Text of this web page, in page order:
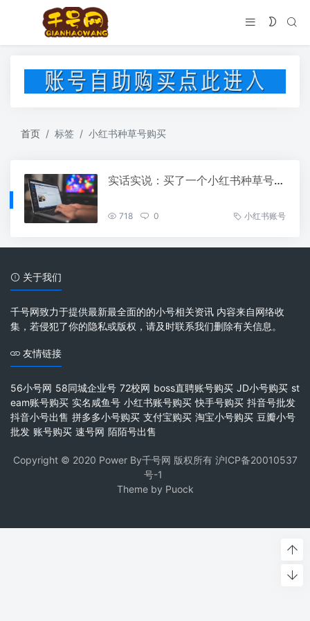
首页 标签 小红书种草号购买
实话实说：买了一个小红书种草号后，我每天都在收割流量
718 0 小红书账号
关于我们
千号网致力于提供最新最全面的的小号相关资讯 内容来自网络收
集，若侵犯了你的隐私或版权，请及时联系我们删除有关信息。
友情链接
56小号网 58同城企业号 72校网 boss直聘账号购买 JD小号购买 st
eam账号购买 实名咸鱼号 小红书账号购买 快手号购买 抖音号批发
抖音小号出售 拼多多小号购买 支付宝购买 淘宝小号购买 豆瓣小号
批发 账号购买 速号网 陌陌号出售
Copyright © 2020 Power By千号网 版权所有 沪ICP备20010537
号-1
Theme by Puock